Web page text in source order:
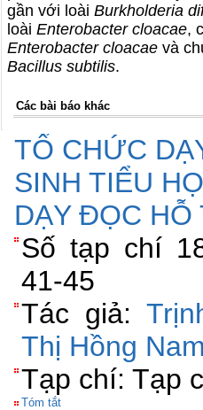
gần với loài Burkholderia
loài Enterobacter cloacae,
Enterobacter cloacae và
Bacillus subtilis.
Các bài báo khác
TỔ CHỨC
SINH TIỂU
DẠY ĐỌC HỖ
Số tạp chí
41-45
Tác giả:
Thị Hồng
Tạp chí: Tạp
Tóm tắt